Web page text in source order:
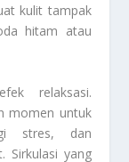
kulit tampak
hitam atau
relaksasi.
momen untuk
stres, dan
Sirkulasi yang